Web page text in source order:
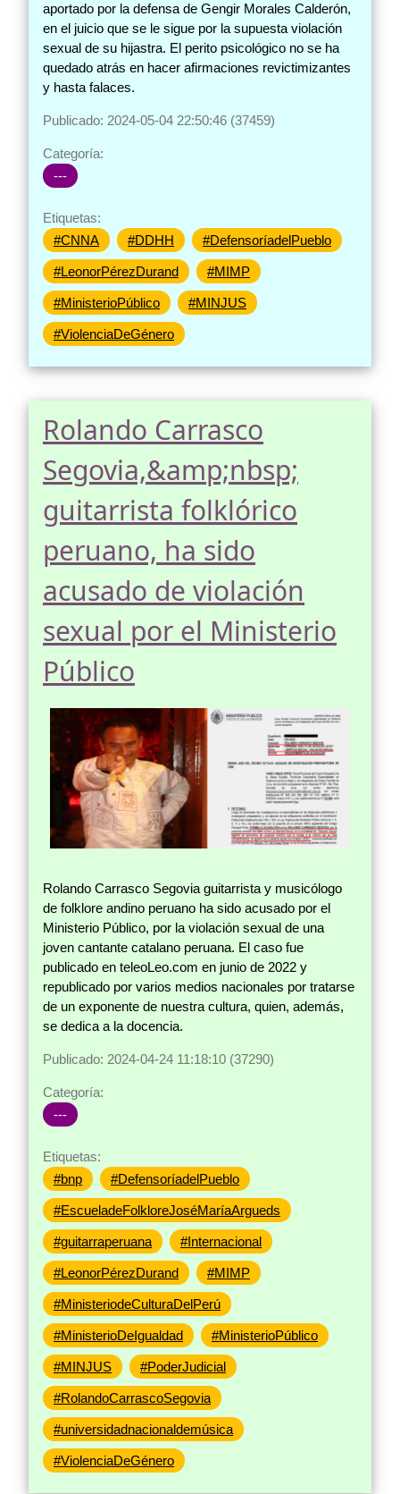
aportado por la defensa de Gengir Morales Calderón,
en el juicio que se le sigue por la supuesta violación
sexual de su hijastra. El perito psicológico no se ha
quedado atrás en hacer afirmaciones revictimizantes
y hasta falaces.
Publicado: 2024-05-04 22:50:46 (37459)
Categoría:
---
Etiquetas:
#CNNA
#DDHH #DefensoríadelPueblo
#LeonorPérezDurand #MIMP
#MinisterioPúblico #MINJUS
#ViolenciaDeGénero
Rolando Carrasco
Segovia,&amp;nbsp;
guitarrista folklórico
peruano, ha sido
acusado de violación
sexual por el Ministerio
Público
Rolando Carrasco Segovia guitarrista y musicólogo
de folklore andino peruano ha sido acusado por el
Ministerio Público, por la violación sexual de una
joven cantante catalano peruana. El caso fue
publicado en teleoLeo.com en junio de 2022 y
republicado por varios medios nacionales por tratarse
de un exponente de nuestra cultura, quien, además,
se dedica a la docencia.
Publicado: 2024-04-24 11:18:10 (37290)
Categoría:
---
Etiquetas:
#bnp
#DefensoríadelPueblo
#EscueladeFolkloreJoséMaríaArgueds
#guitarraperuana #Internacional
#LeonorPérezDurand #MIMP
#MinisteriodeCulturaDelPerú
#MinisterioDeIgualdad #MinisterioPúblico
#MINJUS #PoderJudicial
#RolandoCarrascoSegovia
#universidadnacionaldemúsica
#ViolenciaDeGénero